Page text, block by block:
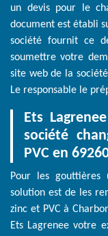
un devis pour le
document est établi
société fournit ce
soumettre votre
site web de la
Le responsable le
Ets
société
PVC en
Pour les
solution est de les
zinc et PVC à
Ets Lagrenee votre